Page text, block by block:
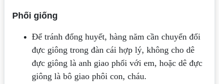
Phối giống
Để tránh đổng huyết, hàng năm cần chuyển đổi
đực giông trong đàn cái hợp lý, không cho dê
đực giông là anh giao phổi với em, hoặc dê đực
giông là bô giao phôi con, cháu.